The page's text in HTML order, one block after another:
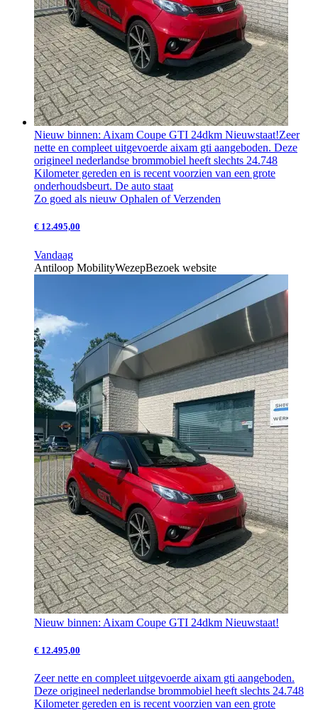
Nieuw binnen: Aixam Coupe GTI 24dkm Nieuwstaat!Zeer
nette en compleet uitgevoerde aixam gti aangeboden. Deze
origineel nederlandse brommobiel heeft slechts 24.748
Kilometer gereden en is recent voorzien van een grote
onderhoudsbeurt. De auto staat
Zo goed als nieuw Ophalen of Verzenden
€ 12.495,00
Vandaag
Antiloop MobilityWezepBezoek website
Nieuw binnen: Aixam Coupe GTI 24dkm Nieuwstaat!
€ 12.495,00
Zeer nette en compleet uitgevoerde aixam gti aangeboden.
Deze origineel nederlandse brommobiel heeft slechts 24.748
Kilometer gereden en is recent voorzien van een grote